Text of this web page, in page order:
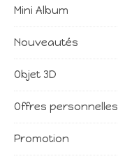
Mini Album
Nouveautés
Objet 3D
Offres personnelles
Promotion